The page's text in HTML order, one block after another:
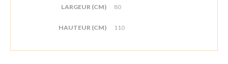
LARGEUR (CM) 80
HAUTEUR (CM) 110